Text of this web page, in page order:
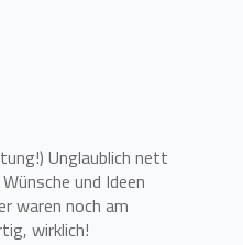
Unglaublich nett
und Ideen
waren noch am
wirklich!